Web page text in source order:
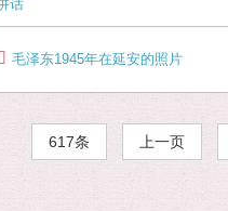
话
毛泽东1945年在延安的照片
617条 上一页